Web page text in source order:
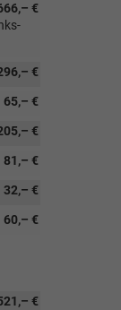
€
€
65,– €
€
81,– €
32,– €
60,– €
€